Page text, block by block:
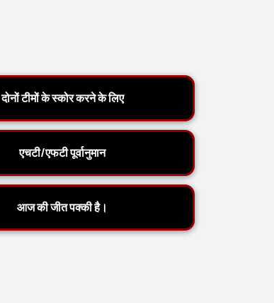
दोनों टीमों के स्कोर करने के लिए
एचटी/एफटी पूर्वानुमान
आज की जीत पक्की है।